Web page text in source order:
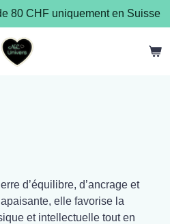
80 CHF uniquement en Suisse
d’équilibre, d’ancrage et
elle favorise la
et intellectuelle tout en